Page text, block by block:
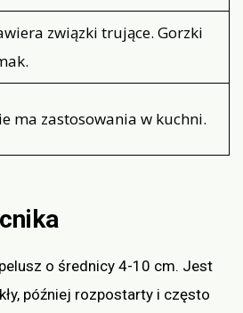
związki trujące. Gorzki
ma zastosowania w kuchni.
o średnicy 4-10 cm. Jest
później rozpostarty i często